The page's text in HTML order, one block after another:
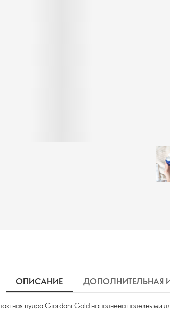
ОПИСАНИЕ ДОПОЛНИТЕЛЬНАЯ
пудра Giordani Gold наполнена полезными